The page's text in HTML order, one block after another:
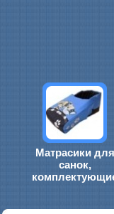
Матрасики для
санок,